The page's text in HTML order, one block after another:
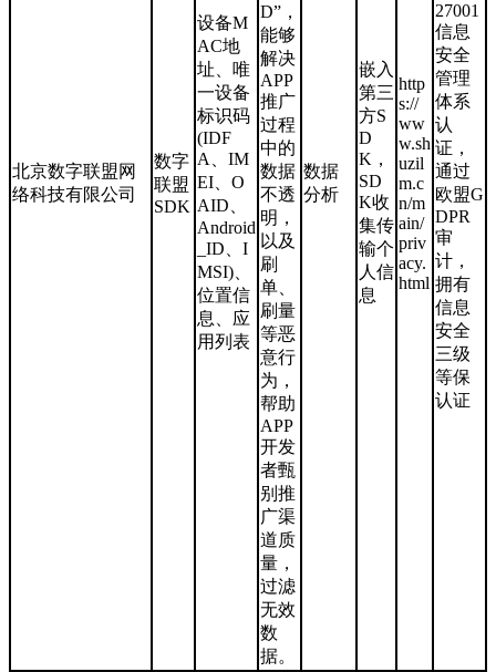
北京数字联盟网
络科技有限公司
数字
联盟
SDK
设备M
AC地
址、唯
一设备
标识码
(IDF
A、IM
EI、O
AID、
Android
_ID、I
MSI)、
位置信
息、应
用列表
D”，
能够
解决
APP
推广
过程
中的
数据
不透
明，
以及
刷
单、
刷量
等恶
意行
为，
帮助
APP
开发
者甄
别推
广渠
道质
量，
过滤
无效
数
据。
数据
分析
嵌入
第三
方S
D
K，
SD
K收
集传
输个
人信
息
http
s://
ww
w.sh
uzil
m.c
n/m
ain/
priv
acy.
html
27001
信息
安全
管理
体系
认
证，
通过
欧盟G
DPR
审
计，
拥有
信息
安全
三级
等保
认证